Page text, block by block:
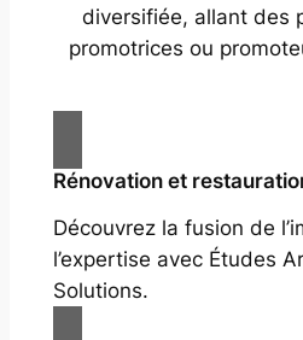
diversifiée, allant des
promotrices ou
Rénovation et
Découvrez la fusion de
l’expertise avec Études
Solutions.